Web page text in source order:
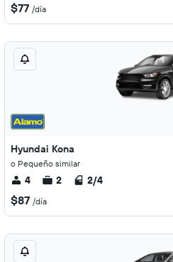
$77 /día
Hyundai Kona
o Pequeño similar
4 2 2/4
$87 /día